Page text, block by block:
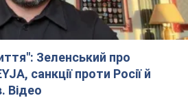
Зеленський про
санкції проти Росії й
Відео